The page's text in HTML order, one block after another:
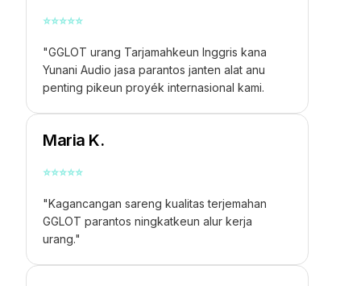
⭐⭐⭐⭐⭐
"GGLOT urang Tarjamahkeun Inggris kana
Yunani Audiojasa parantos janten alat anu
penting pikeun proyék internasional kami.
Maria K.
⭐⭐⭐⭐⭐
"Kagancangan sareng kualitas terjemahan
GGLOT parantos ningkatkeun alur kerja
urang."